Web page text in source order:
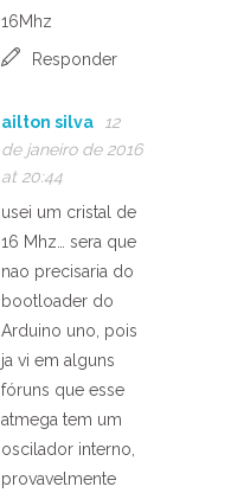
16Mhz
Responder
ailton silva
12
de janeiro de 2016
at 20:44
usei um cristal de
16 Mhz… sera que
nao precisaria do
bootloader do
Arduino uno, pois
ja vi em alguns
fóruns que esse
atmega tem um
oscilador interno,
provavelmente